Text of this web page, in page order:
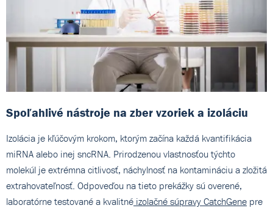
Spoľahlivé nástroje na zber vzoriek a izoláciu
Izolácia je kľúčovým krokom, ktorým začína každá kvantifikácia
miRNA alebo inej sncRNA. Prirodzenou vlastnosťou týchto
molekúl je extrémna citlivosť, náchylnosť na kontamináciu a zložitá
extrahovateľnosť. Odpoveďou na tieto prekážky sú overené,
laboratórne testované a kvalitné izolačné súpravy CatchGene pre